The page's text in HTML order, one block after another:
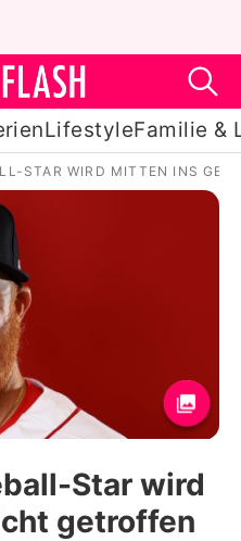
LifestyleFamilie &
Liebe
Promiflash
STAR WIRD MITTEN INS
Star wird
getroffen